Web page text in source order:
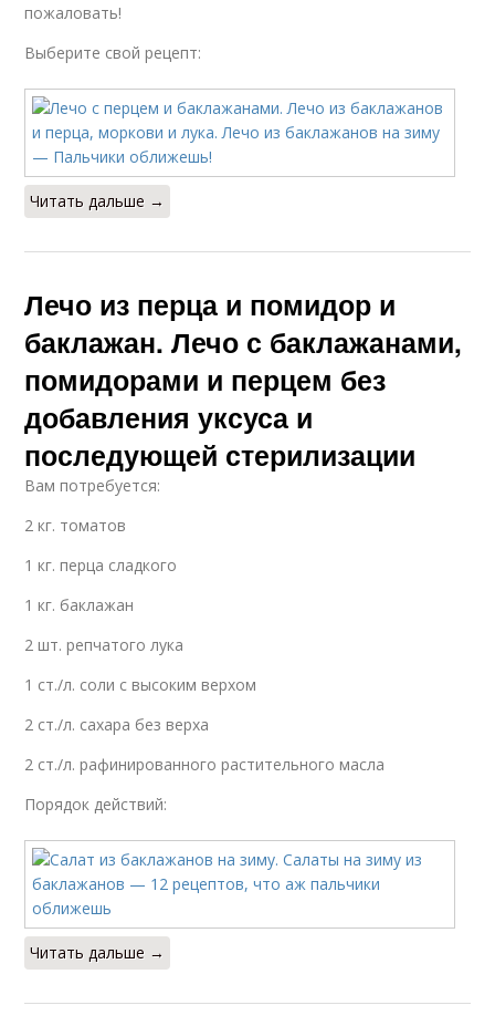
пожаловать!
Выберите свой рецепт:
Читать дальше →
Лечо из перца и помидор и
баклажан. Лечо с баклажанами,
помидорами и перцем без
добавления уксуса и
последующей стерилизации
Вам потребуется:
2 кг. томатов
1 кг. перца сладкого
1 кг. баклажан
2 шт. репчатого лука
1 ст./л. соли с высоким верхом
2 ст./л. сахара без верха
2 ст./л. рафинированного растительного масла
Порядок действий:
Читать дальше →